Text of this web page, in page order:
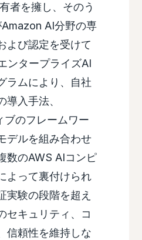
者を擁し、そのう
AI分野の専
よび認定を受けて
ンタープライズAI
ラムにより、自社
導入手法、
のフレームワー
デルを組み合わせ
数のAWS AIコンピ
よって裏付けられ
実験の段階を超え
セキュリティ、コ
信頼性を維持しな